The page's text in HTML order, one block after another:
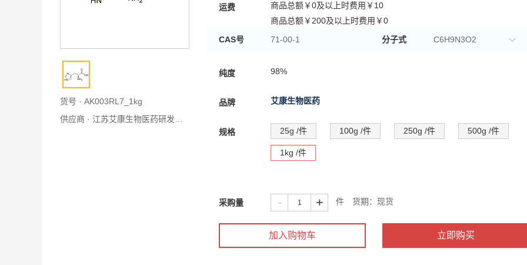
货号 · AK003RL7_1kg
供应商 · 江苏艾康生物医药研发有限公司
运费
商品总额￥0及以上时费用￥10
商品总额￥200及以上时费用￥0
CAS号
71-00-1 分子式 C6H9N3O2 
纯度 98%
品牌 艾康生物医药
规格 25g /件 100g /件 250g /件 500g /件
1kg /件
采购量 - + 件 货期：现货
加入购物车